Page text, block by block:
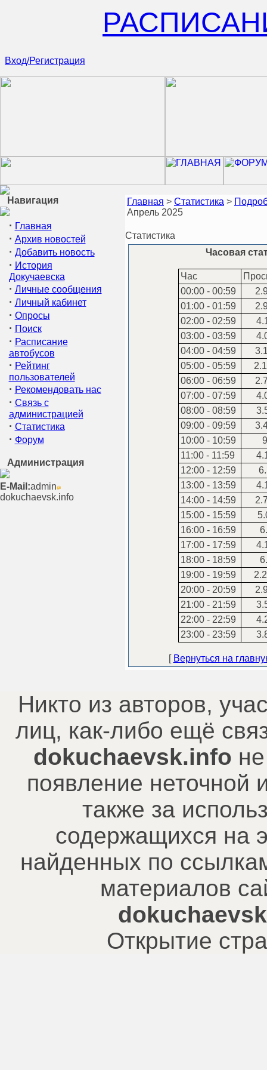
Вход/Регистрация
Навигация
· Главная
· Архив новостей
· Добавить новость
· История
Докучаевска
· Личные сообщения
· Личный кабинет
· Опросы
· Поиск
· Расписание
автобусов
· Рейтинг
пользователей
· Рекомендовать нас
· Связь с
администрацией
· Статистика
· Форум
Администрация
E-Mail:admin
dokuchaevsk.info
Главная > Статистика >
Апрель 2025
Статистика
Часовая
Час
00:00 - 00:59
01:00 - 01:59
02:00 - 02:59
03:00 - 03:59
04:00 - 04:59
05:00 - 05:59
06:00 - 06:59
07:00 - 07:59
08:00 - 08:59
09:00 - 09:59
10:00 - 10:59
11:00 - 11:59
12:00 - 12:59
13:00 - 13:59
14:00 - 14:59
15:00 - 15:59
16:00 - 16:59
17:00 - 17:59
18:00 - 18:59
19:00 - 19:59
20:00 - 20:59
21:00 - 21:59
22:00 - 22:59
23:00 - 23:59
[ Вернуться на
Никто из авторов,
лиц, как-либо ещё
dokuchaevsk.info
появление
также за
содержащихся на
найденных по
материалов
Открытие